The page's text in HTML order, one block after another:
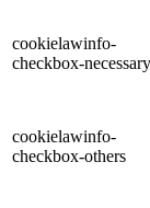
cookielawinfo-
checkbox-necessary
cookielawinfo-
checkbox-others